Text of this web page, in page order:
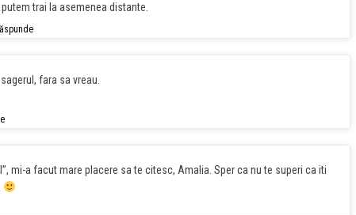
trai la asemenea distante.
fara sa vreau.
mi-a facut mare placere sa te citesc, Amalia. Sper ca nu te superi ca iti